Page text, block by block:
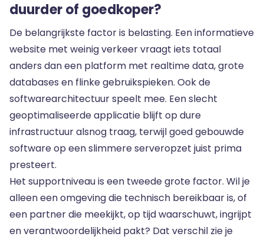
duurder of goedkoper?
De belangrijkste factor is belasting. Een informatieve
website met weinig verkeer vraagt iets totaal
anders dan een platform met realtime data, grote
databases en flinke gebruikspieken. Ook de
softwarearchitectuur speelt mee. Een slecht
geoptimaliseerde applicatie blijft op dure
infrastructuur alsnog traag, terwijl goed gebouwde
software op een slimmere serveropzet juist prima
presteert.
Het supportniveau is een tweede grote factor. Wil je
alleen een omgeving die technisch bereikbaar is, of
een partner die meekijkt, op tijd waarschuwt, ingrijpt
en verantwoordelijkheid pakt? Dat verschil zie je